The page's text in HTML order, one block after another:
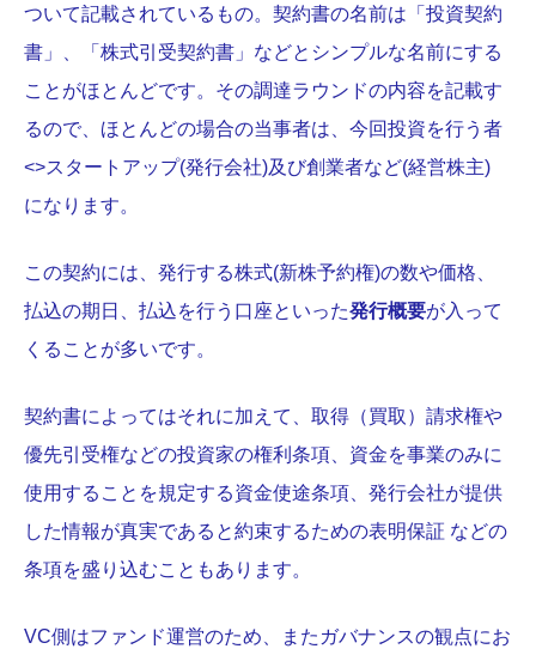
ついて記載されているもの。契約書の名前は「投資契約
書」、「株式引受契約書」などとシンプルな名前にする
ことがほとんどです。その調達ラウンドの内容を記載す
るので、ほとんどの場合の当事者は、今回投資を行う者
<>スタートアップ(発行会社)及び創業者など(経営株主)
になります。
この契約には、発行する株式(新株予約権)の数や価格、
払込の期日、払込を行う口座といった発行概要が入って
くることが多いです。
契約書によってはそれに加えて、取得（買取）請求権や
優先引受権などの投資家の権利条項、資金を事業のみに
使用することを規定する資金使途条項、発行会社が提供
した情報が真実であると約束するための表明保証 などの
条項を盛り込むこともあります。
VC側はファンド運営のため、またガバナンスの観点にお